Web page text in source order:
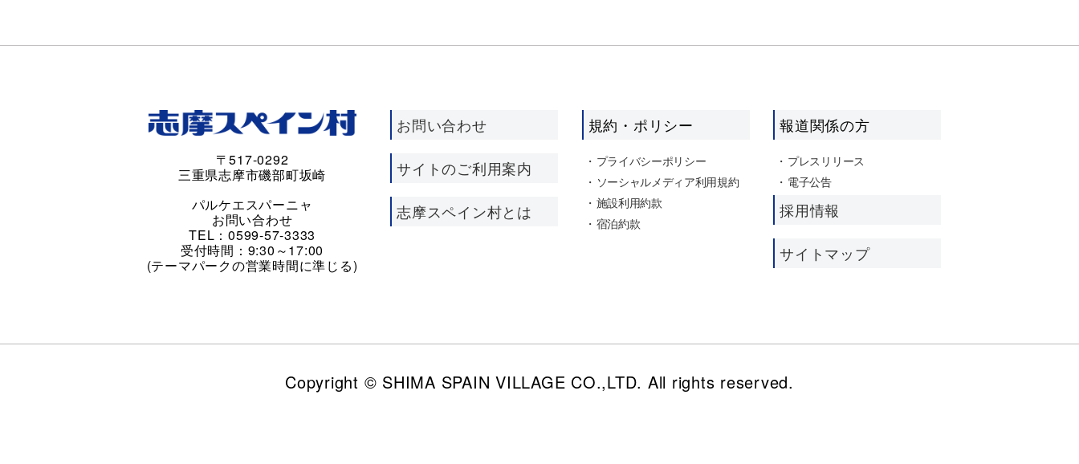
〒517-0292
三重県志摩市磯部町坂崎
パルケエスパーニャ
お問い合わせ
TEL：0599-57-3333
受付時間：9:30～17:00
(テーマパークの営業時間に準じる)
お問い合わせ
サイトのご利用案内
志摩スペイン村とは
規約・ポリシー
プライバシーポリシー
ソーシャルメディア利用規約
施設利用約款
宿泊約款
報道関係の方
プレスリリース
電子公告
採用情報
サイトマップ
Copyright © SHIMA SPAIN VILLAGE CO.,LTD. All rights reserved.